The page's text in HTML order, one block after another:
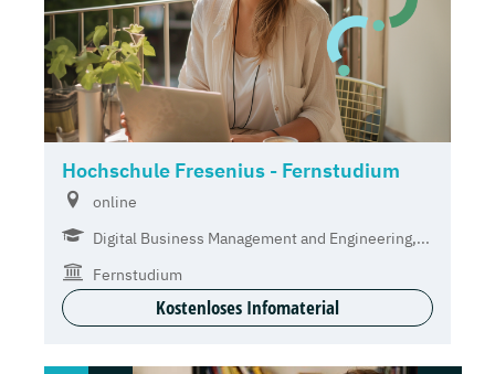
Hochschule Fresenius - Fernstudium
online
Digital Business Management and Engineering,...
Fernstudium
Kostenloses Infomaterial